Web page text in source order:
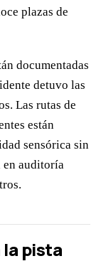
plazas de
documentadas
detuvo las
Las rutas de
están
sensórica sin
en auditoría
pista